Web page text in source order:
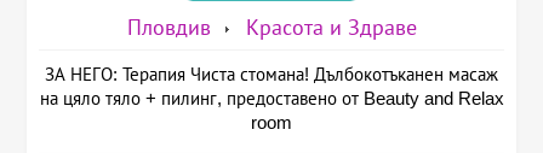
Пловдив Красота и Здраве
ЗА НЕГО: Терапия Чиста стомана! Дълбокотъканен масаж
на цяло тяло + пилинг, предоставено от Beauty and Relax
room